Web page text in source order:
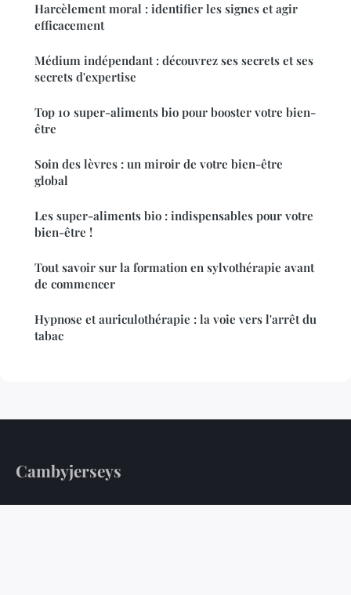
Harcèlement moral : identifier les signes et agir
efficacement
Médium indépendant : découvrez ses secrets et ses
secrets d'expertise
Top 10 super-aliments bio pour booster votre bien-
être
Soin des lèvres : un miroir de votre bien-être
global
Les super-aliments bio : indispensables pour votre
bien-être !
Tout savoir sur la formation en sylvothérapie avant
de commencer
Hypnose et auriculothérapie : la voie vers l'arrêt du
tabac
Cambyjerseys